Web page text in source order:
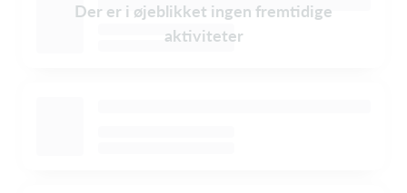
Der er i øjeblikket ingen fremtidige
aktiviteter